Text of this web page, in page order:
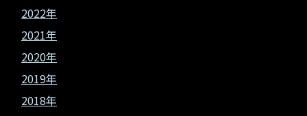
2022年
2021年
2020年
2019年
2018年